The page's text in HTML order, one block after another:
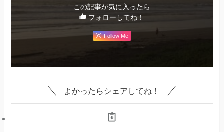
この記事が気に入ったら
フォローしてね！
Follow Me
よかったらシェアしてね！